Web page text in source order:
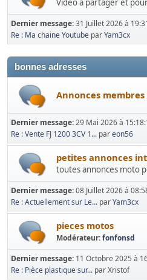
Dernier message:31 Juillet 2026 à
Re : Ma chaine Youtube parYam3cx
bonnes adresses
Annonces membres
Dernier message:29 Mai 2026 à
Re : Vente FJ 1200 3CV 1... pareon56
petites annonces
toutes annonces moto
Dernier message:08 Juillet 2026 à
Re : Actuellement sur Le... parYam3cx
pieces motos
Modérateur:fonfonsd
Dernier message: 11 Octobre 2025 à
Re : Pièce plastique sur... par Xristof